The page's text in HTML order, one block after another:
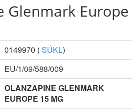
Glenmark Europe
0149970 (SÚKL)
EU/1/09/588/009
OLANZAPINE GLENMARK
EUROPE 15 MG